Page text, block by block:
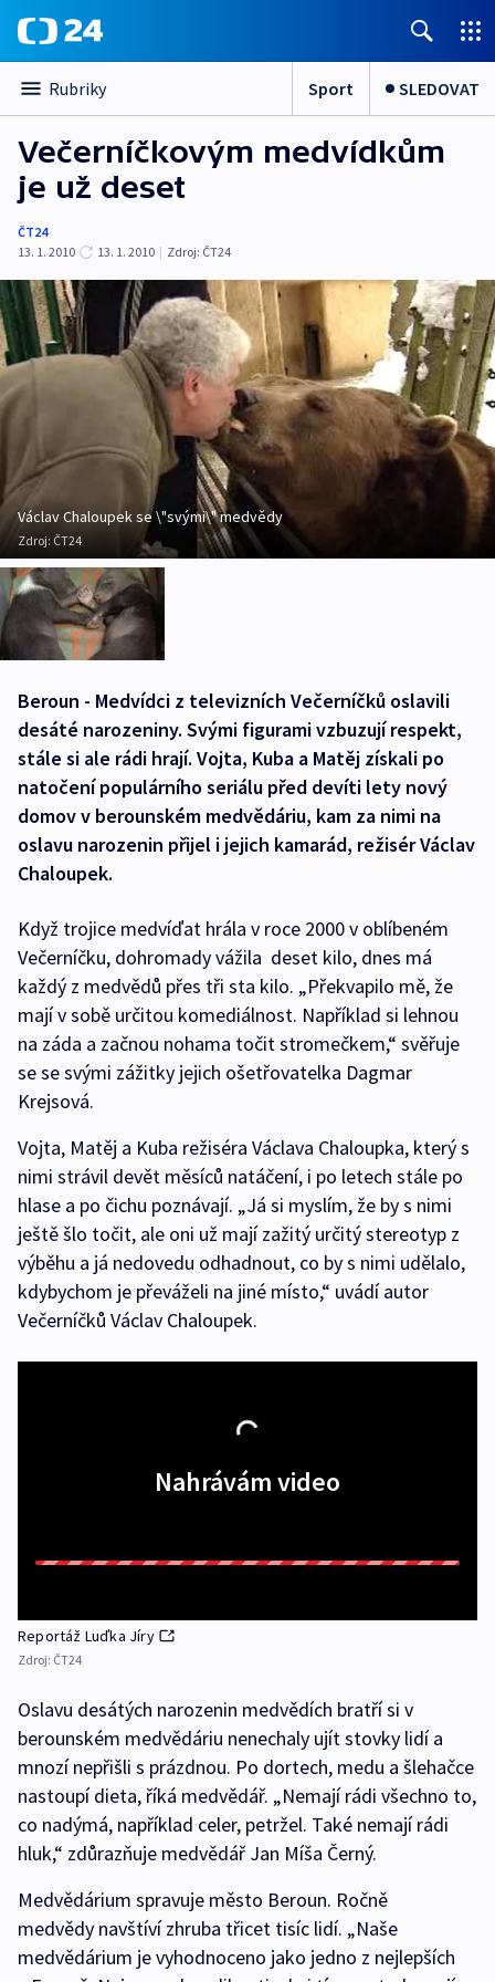
Rubriky Sport SLEDOVAT
Večerníčkovým medvídkům
je už deset
ČT24
13. 1. 2010
13. 1. 2010 | Zdroj: ČT24
Václav Chaloupek se \"svými\" medvědy
Zdroj: ČT24
Beroun - Medvídci z televizních Večerníčků oslavili
desáté narozeniny. Svými figurami vzbuzují respekt,
stále si ale rádi hrají. Vojta, Kuba a Matěj získali po
natočení populárního seriálu před devíti lety nový
domov v berounském medvědáriu, kam za nimi na
oslavu narozenin přijel i jejich kamarád, režisér Václav
Chaloupek.
Když trojice medvíďat hrála v roce 2000 v oblíbeném
Večerníčku, dohromady vážila deset kilo, dnes má
každý z medvědů přes tři sta kilo. „Překvapilo mě, že
mají v sobě určitou komediálnost. Například si lehnou
na záda a začnou nohama točit stromečkem,“ svěřuje
se se svými zážitky jejich ošetřovatelka Dagmar
Krejsová.
Vojta, Matěj a Kuba režiséra Václava Chaloupka, který s
nimi strávil devět měsíců natáčení, i po letech stále po
hlase a po čichu poznávají. „Já si myslím, že by s nimi
ještě šlo točit, ale oni už mají zažitý určitý stereotyp z
výběhu a já nedovedu odhadnout, co by s nimi udělalo,
kdybychom je převáželi na jiné místo,“ uvádí autor
Večerníčků Václav Chaloupek.
Nahrávám video
Reportáž Luďka Jíry
Zdroj: ČT24
Oslavu desátých narozenin medvědích bratří si v
berounském medvědáriu nenechaly ujít stovky lidí a
mnozí nepřišli s prázdnou. Po dortech, medu a šlehačce
nastoupí dieta, říká medvědář. „Nemají rádi všechno to,
co nadýmá, například celer, petržel. Také nemají rádi
hluk,“ zdůrazňuje medvědář Jan Míša Černý.
Medvědárium spravuje město Beroun. Ročně
medvědy navštíví zhruba třicet tisíc lidí. „Naše
medvědárium je vyhodnoceno jako jedno z nejlepších